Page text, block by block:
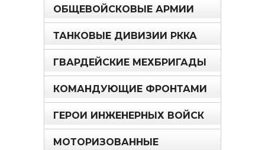
ОБЩЕВОЙСКОВЫЕ АРМИИ
ТАНКОВЫЕ ДИВИЗИИ РККА
ГВАРДЕЙСКИЕ МЕХБРИГАДЫ
КОМАНДУЮЩИЕ ФРОНТАМИ
ГЕРОИ ИНЖЕНЕРНЫХ ВОЙСК
МОТОРИЗОВАННЫЕ